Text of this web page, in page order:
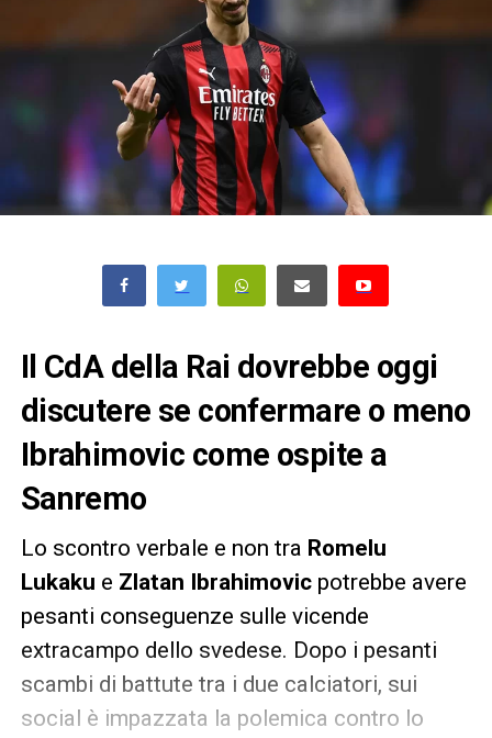
Il CdA della Rai dovrebbe oggi
discutere se confermare o meno
Ibrahimovic come ospite a
Sanremo
Lo scontro verbale e non tra Romelu
Lukaku e Zlatan Ibrahimovic potrebbe avere
pesanti conseguenze sulle vicende
extracampo dello svedese. Dopo i pesanti
scambi di battute tra i due calciatori, sui
social è impazzata la polemica contro lo